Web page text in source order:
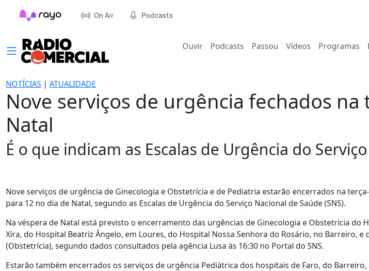
On Air Podcasts
Ouvir(current)
Podcasts Passou Vídeos Programas
NOTÍCIAS | ATUALIDADE
Nove serviços de urgência fechados
Natal
É o que indicam as Escalas de Urgência do
Nove serviços de urgência de Ginecologia e Obstetrícia e de Pediatria estarão encerrados na
para 12 no dia de Natal, segundo as Escalas de Urgência do Serviço Nacional de Saúde (SNS).
Na véspera de Natal está previsto o encerramento das urgências de Ginecologia e Obstetrícia do
Xira, do Hospital Beatriz Ângelo, em Loures, do Hospital Nossa Senhora do Rosário, no Barreiro,
(Obstetrícia), segundo dados consultados pela agência Lusa às 16:30 no Portal do SNS.
Estarão também encerrados os serviços de urgência Pediátrica dos hospitais de Faro, do